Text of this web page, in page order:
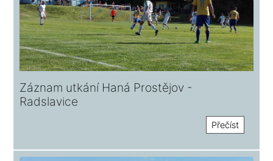
Záznam utkání Haná Prostějov -
Radslavice
Přečíst